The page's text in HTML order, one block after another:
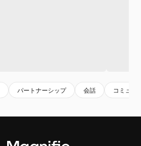
パートナーシップ 会話 コミュニ